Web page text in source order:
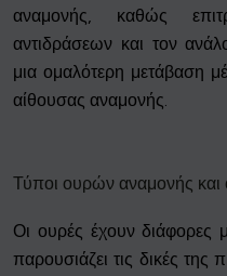
αναμονής, καθώς
αντιδράσεων και τον
μια ομαλότερη μετάβαση
αίθουσας αναμονής.
Τύποι ουρών αναμονής και
Οι ουρές έχουν διάφορες
παρουσιάζει τις δικές